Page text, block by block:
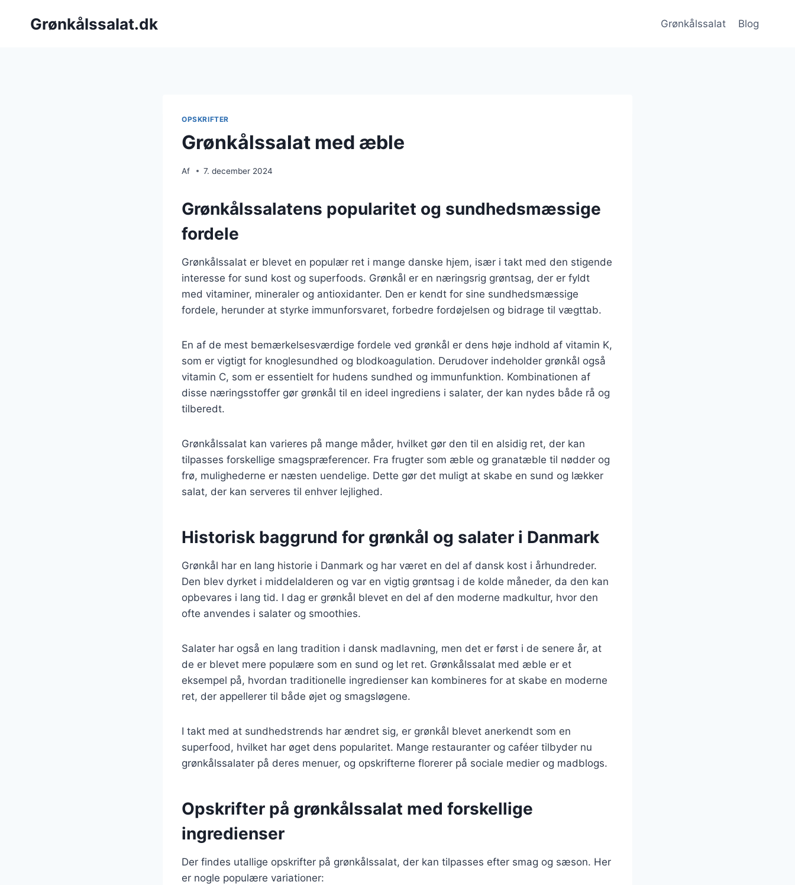
Grønkålssalat.dk Grønkålssalat Blog
OPSKRIFTER
Grønkålssalat med æble
Af 7. december 2024
Grønkålssalatens popularitet og sundhedsmæssige
fordele
Grønkålssalat er blevet en populær ret i mange danske hjem, især i takt med den stigende
interesse for sund kost og superfoods. Grønkål er en næringsrig grøntsag, der er fyldt
med vitaminer, mineraler og antioxidanter. Den er kendt for sine sundhedsmæssige
fordele, herunder at styrke immunforsvaret, forbedre fordøjelsen og bidrage til vægttab.
En af de mest bemærkelsesværdige fordele ved grønkål er dens høje indhold af vitamin K,
som er vigtigt for knoglesundhed og blodkoagulation. Derudover indeholder grønkål også
vitamin C, som er essentielt for hudens sundhed og immunfunktion. Kombinationen af
disse næringsstoffer gør grønkål til en ideel ingrediens i salater, der kan nydes både rå og
tilberedt.
Grønkålssalat kan varieres på mange måder, hvilket gør den til en alsidig ret, der kan
tilpasses forskellige smagspræferencer. Fra frugter som æble og granatæble til nødder og
frø, mulighederne er næsten uendelige. Dette gør det muligt at skabe en sund og lækker
salat, der kan serveres til enhver lejlighed.
Historisk baggrund for grønkål og salater i Danmark
Grønkål har en lang historie i Danmark og har været en del af dansk kost i århundreder.
Den blev dyrket i middelalderen og var en vigtig grøntsag i de kolde måneder, da den kan
opbevares i lang tid. I dag er grønkål blevet en del af den moderne madkultur, hvor den
ofte anvendes i salater og smoothies.
Salater har også en lang tradition i dansk madlavning, men det er først i de senere år, at
de er blevet mere populære som en sund og let ret. Grønkålssalat med æble er et
eksempel på, hvordan traditionelle ingredienser kan kombineres for at skabe en moderne
ret, der appellerer til både øjet og smagsløgene.
I takt med at sundhedstrends har ændret sig, er grønkål blevet anerkendt som en
superfood, hvilket har øget dens popularitet. Mange restauranter og caféer tilbyder nu
grønkålssalater på deres menuer, og opskrifterne florerer på sociale medier og madblogs.
Opskrifter på grønkålssalat med forskellige
ingredienser
Der findes utallige opskrifter på grønkålssalat, der kan tilpasses efter smag og sæson. Her
er nogle populære variationer: